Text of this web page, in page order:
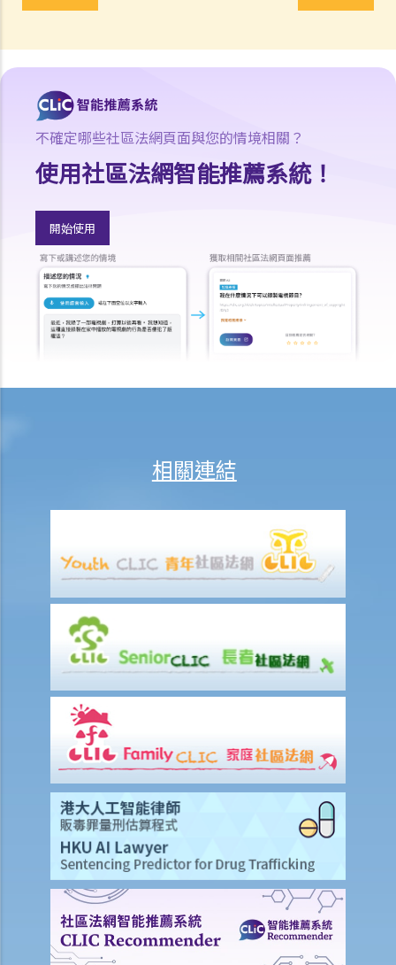
2. 我是一名辦公室文員，但老闆經常指令我在貨倉內搬運重物，我認為
否不給予他預先通知（或代通知金）而辭職？
3. 僱員幾日沒有上班，但沒有給予理由，僱主可否即時解僱？
4. 我將會以其中一個「有效的解僱理由」 解僱我的職員。我是否需要給
予他預先通知或代通知金？
6. 假如我被老闆不合理及不合法地解僱，我怎樣保障自己的權利？
5. 僱主需要給予終止合約的理由嗎？
5. 我簽署接受聘用信後，如果在開始上班日期之前打算反口，是否需要
給予通知期或支付代通知金？
3. 僱主是否有法律義務在僱傭關係結束後向僱員提供推薦信？ 他們在草
2. 如果前僱員濫用機密資料，用作開展競爭生意，僱主可以做什麼？
1. 僱主於何時需要向其僱員支付遣散費？
2. 僱主於何時需要向其僱員支付長期服務金？
4. 我的僱員辭職及其最後僱傭日期為九月三十日。他有十天未用的年
假。假如他由九月二十一日至三十日連續放十天年假作為他離職前休
假，我應何時向他發放終止合約款項?
D. 假日 / 年假 / 病假 / 產假以及有關的工資繳付
1. 僱員於休息日期間應否享有薪酬？
3. 我在某日要「候召」，該日算不算是休息日？
4. 我每週從星期一到星期五工作， 星期六和星期日休息。如果法定假期
恰巧是星期六，僱主是否應該給另一天替代假期？
6. 僱員於法定假期期間應否受薪？
7. 我可否以支付補貼工資之形式指令我的員工在法定假期期間工作？
8. 法定的年假和合約給予的年假有什麼分別？
9. 假期年、共同假期年、按比例計算的年假是什麼？
10. 何時可以放年假？
11. 有什麼方式放年假？
12. 已累積但未放的年假應如何處理？
不確定哪些社區法網頁面與您的情境相關？
使用社區法網智能推薦系統！
開始使用
相關連結